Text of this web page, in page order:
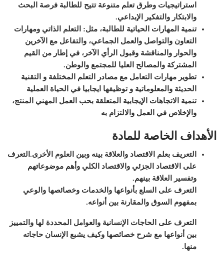
استراتيجيات وطرق تعلم متنوعة تتيح للطالبة فرصة البحث
والابتكار والتفكير الإبداعي.
تنمية المهارات الحياتية للطالبة، مثل: التعلم الذاتي ومهارات
التعاون والتواصل والعمل الجماعي، والتفاعل مع الآخرين
والحوار والمناقشة وقبول الرأي الآخر، في إطار من القيم
المشتركة والمصالح العليا للمجتمع والوطن.
تطوير مهارات التعامل مع مصادر التعلم المختلفة و التقنية
الحديثة والمعلوماتية و توظيفها ايجابيا في الحياة العملية
تنمية الاتجاهات الإيجابية المتعلقة بحب العمل المهني المنتج،
والإخلاص في العمل والالتزام به
الأهداف الخاصة للمادة
التعريف بعلم الاقتصاد والعلاقة بينه وبين العلوم الأخرى. التعرف
على الاقتصاد الجزئي والاقتصاد الكلي وأهم موضوعاتهم
وتفسير العلاقة بينهم.
التعرف على السلع بأنواعها والخدمات وخصائصها والوعي
بمفهوم السوق والمقارنة بين أنواعه.
التعرف على الحاجات الإنسانية والعوامل المحددة لها والتمييز
بين أنواعها مع شرح خصائصها وكيف يشبع الإنسان حاجاته
منها.